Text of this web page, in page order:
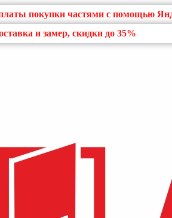
покупки частями с помощью
и замер, скидки до 35%